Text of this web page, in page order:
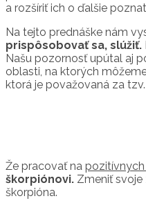
a rozšíriť ich o ďalšie
Na tejto prednáške nám
prispôsobovať sa, slúžiť.
Našu pozornosť upútal aj
oblasti, na ktorých
ktorá je považovaná za
Že pracovať na
škorpiónovi. Zmeniť svoje
škorpióna.